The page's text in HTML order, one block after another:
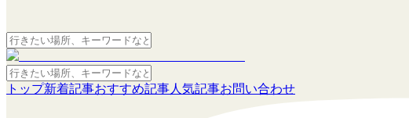
トップ新着記事おすすめ記事人気記事お問い合わせ